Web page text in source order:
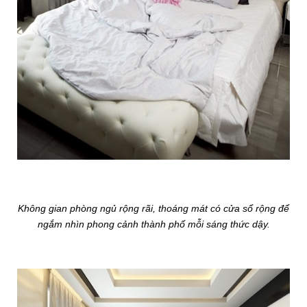
Không gian phòng ngủ rộng rãi, thoáng mát có cửa sổ rộng để
ngắm nhìn phong cảnh thành phố mỗi sáng thức dậy.